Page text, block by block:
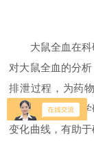
大鼠全血在科
对大鼠全血的分
排泄过程，为药
如，在药代动力
变化曲线，有助